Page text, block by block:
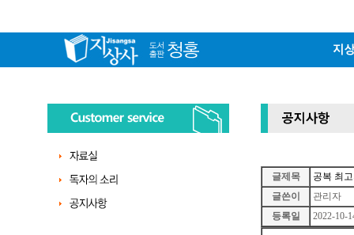
글제목
공복 최
글쓴이
관리자
등록일
2022-10-